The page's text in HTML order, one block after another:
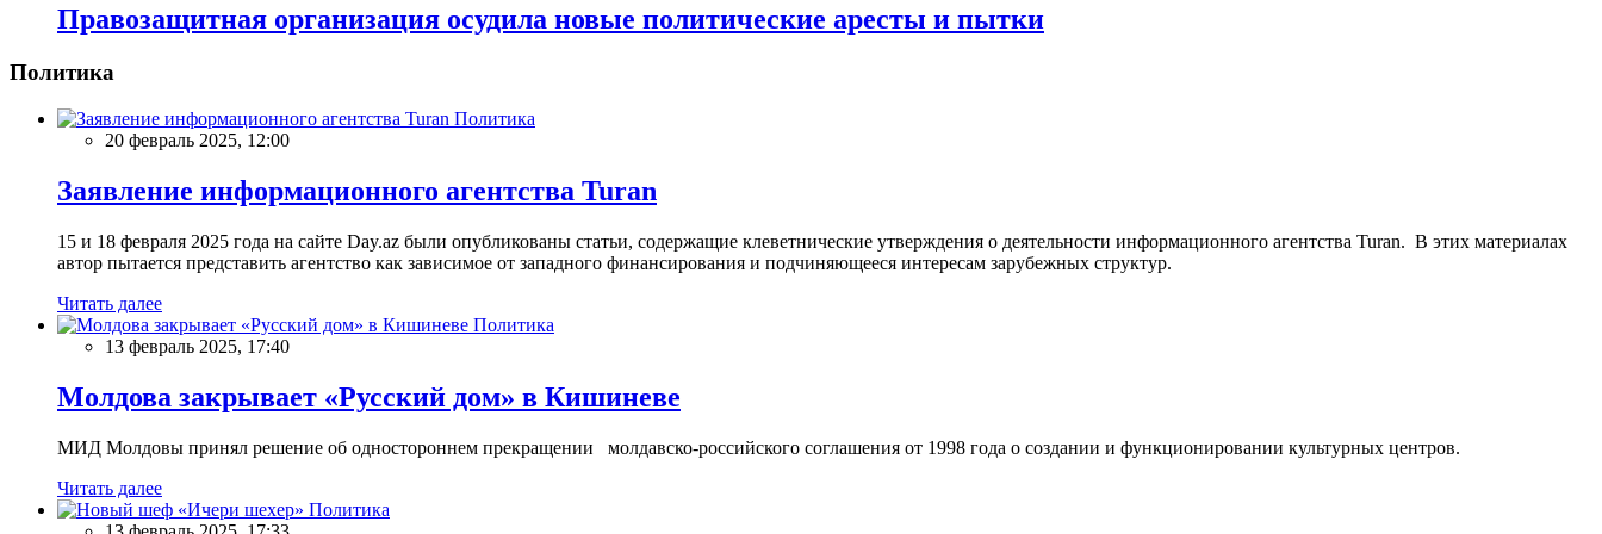
Правозащитная организация осудила новые политические аресты и пытки
Политика
Политика
20 февраль 2025, 12:00
Заявление информационного агентства Turan
15 и 18 февраля 2025 года на сайте Day.az были опубликованы статьи, содержащие клеветнические утверждения о деятельности информационного агентства Turan. В этих материалах
автор пытается представить агентство как зависимое от западного финансирования и подчиняющееся интересам зарубежных структур.
Читать далее
Политика
13 февраль 2025, 17:40
Молдова закрывает «Русский дом» в Кишиневе
МИД Молдовы принял решение об одностороннем прекращении молдавско-российского соглашения от 1998 года о создании и функционировании культурных центров.
Читать далее
Политика